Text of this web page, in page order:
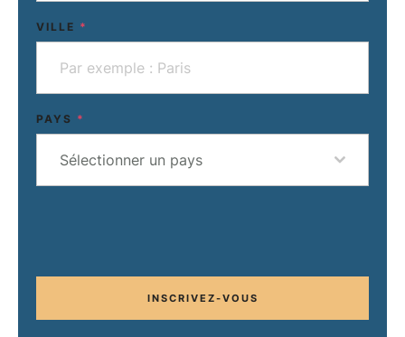
VILLE *
PAYS *
Sélectionner un pays
INSCRIVEZ-VOUS